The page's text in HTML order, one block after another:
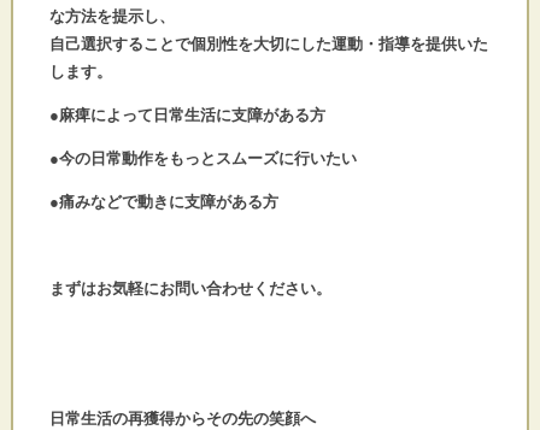
な方法を提示し、
自己選択することで個別性を大切にした運動・指導を提供いた
します。
●麻痺によって日常生活に支障がある方
●今の日常動作をもっとスムーズに行いたい
●痛みなどで動きに支障がある方
まずはお気軽にお問い合わせください。
日常生活の再獲得からその先の笑顔へ